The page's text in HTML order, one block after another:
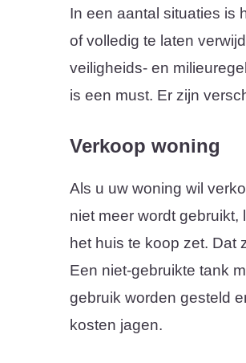
In een aantal situaties is
of volledig te laten
veiligheids- en
is een must. Er zijn
Verkoop woning
Als u uw woning wil
niet meer wordt
het huis te koop zet. Dat
Een niet-gebruikte tank
gebruik worden gesteld
kosten jagen.